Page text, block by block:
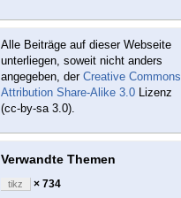
Alle Beiträge auf dieser Webseite
unterliegen, soweit nicht anders
angegeben, der Creative Commons
Attribution Share-Alike 3.0 Lizenz
(cc-by-sa 3.0).
Verwandte Themen
tikz × 734